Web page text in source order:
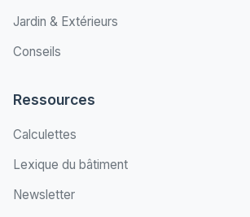
Jardin & Extérieurs
Conseils
Ressources
Calculettes
Lexique du bâtiment
Newsletter